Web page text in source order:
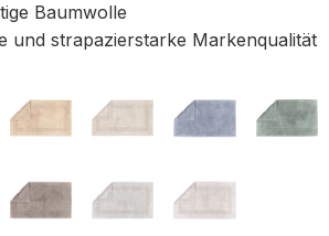
Baumwolle
und strapazierstarke Markenqualität